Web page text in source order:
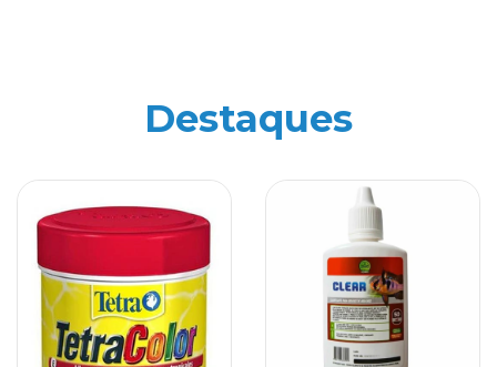
Destaques